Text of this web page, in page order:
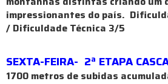
impressionantes do país.
/ Dificuldade Técnica 3/5
SEXTA-FEIRA- 2ª ETAPA
1700 metros de subidas